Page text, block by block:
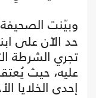
وبيّنت
حد الآن على
تجري الشرطة
عليه، حيث
إحدى الخلايا